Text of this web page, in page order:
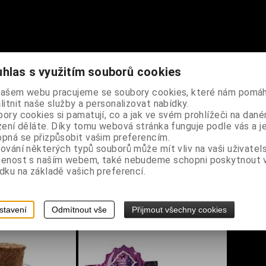
lebky, tvar tunel/tubus, je prodyšný, jemný, lehký, má
použít jako účinnou ochranu před sluncem nebo zimou,
s využitím souborů cookies
webu pracujeme se soubory cookies, které nám
naše služby a personalizovat nabídky.
cookies si pamatují, co a jak ve svém prohlížeči na
děláte. Díky tomu webová stránka funguje podle vás a je
se přizpůsobit vašim preferencím.
některých typů souborů může mít vliv na vaši
s naším webem, také nebudeme schopni poskytnout
na základě vašich preferencí.
Odmítnout vše Přijmout všechny cookies